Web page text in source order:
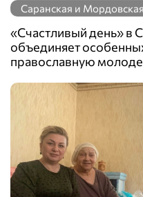
Саранская и Мордовская
«Счастливый день» в
объединяет
православную